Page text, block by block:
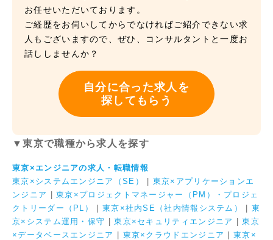
お任せいただいております。
ご経歴をお伺いしてからでなければご紹介できない求
人もございますので、ぜひ、コンサルタントと一度お
話ししませんか？
自分に合った求人を
探してもらう
▼東京で職種から求人を探す
東京×エンジニアの求人・転職情報
東京×システムエンジニア（SE）
東京×アプリケーションエ
ンジニア
|東京×プロジェクトマネージャー（PM）・プロジェ
クトリーダー（PL）
東京×社内SE（社内情報システム）
東
京×システム運用・保守 |東京×セキュリティエンジニア |東京
×データベースエンジニア
東京×クラウドエンジニア |東京×